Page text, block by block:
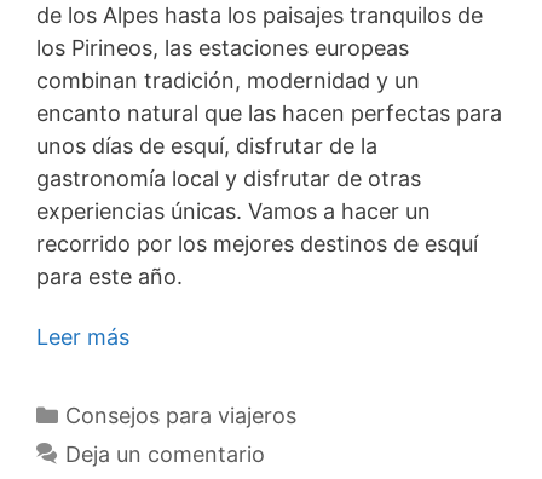
de los Alpes hasta los paisajes tranquilos de
los Pirineos, las estaciones europeas
combinan tradición, modernidad y un
encanto natural que las hacen perfectas para
unos días de esquí, disfrutar de la
gastronomía local y disfrutar de otras
experiencias únicas. Vamos a hacer un
recorrido por los mejores destinos de esquí
para este año.
Leer más
Categorías
Consejos para viajeros
Deja un comentario